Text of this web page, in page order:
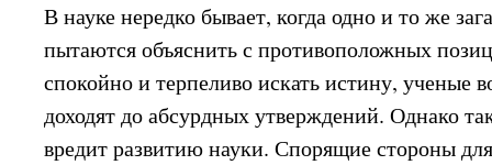
В науке нередко бывает, когда одно и то же
пытаются объяснить с противоположных
спокойно и терпеливо искать истину, ученые
доходят до абсурдных утверждений. Однако
вредит развитию науки. Спорящие стороны для